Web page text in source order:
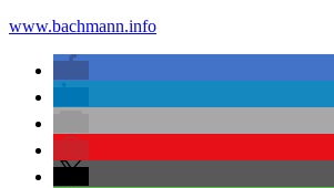
www.bachmann.info